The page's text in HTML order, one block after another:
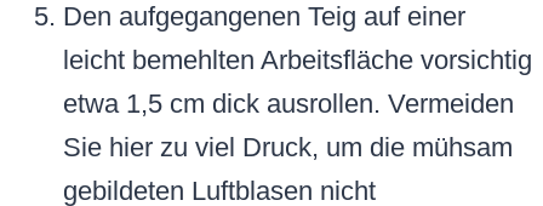
Den aufgegangenen Teig auf einer
leicht bemehlten Arbeitsfläche vorsichtig
etwa 1,5 cm dick ausrollen. Vermeiden
Sie hier zu viel Druck, um die mühsam
gebildeten Luftblasen nicht